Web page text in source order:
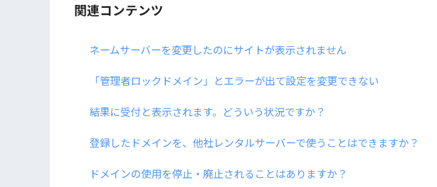
関連コンテンツ
ネームサーバーを変更したのにサイトが表示されません
「管理者ロックドメイン」とエラーが出て設定を変更できない
結果に受付と表示されます。どういう状況ですか？
登録したドメインを、他社レンタルサーバーで使うことはできますか？
ドメインの使用を停止・廃止されることはありますか？